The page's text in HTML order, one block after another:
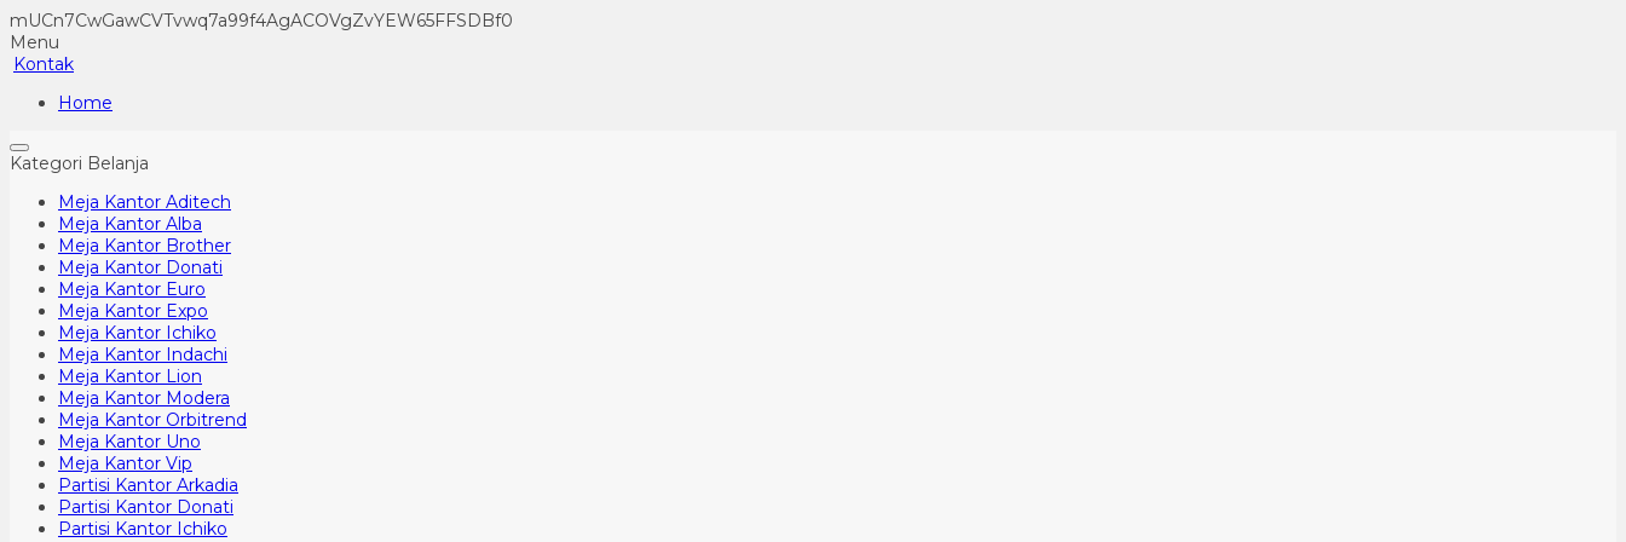
mUCn7CwGawCVTvwq7a99f4AgACOVgZvYEW65FFSDBf0
Menu
Kontak
Home
Kategori Belanja
Meja Kantor Aditech
Meja Kantor Alba
Meja Kantor Brother
Meja Kantor Donati
Meja Kantor Euro
Meja Kantor Expo
Meja Kantor Ichiko
Meja Kantor Indachi
Meja Kantor Lion
Meja Kantor Modera
Meja Kantor Orbitrend
Meja Kantor Uno
Meja Kantor Vip
Partisi Kantor Arkadia
Partisi Kantor Donati
Partisi Kantor Ichiko